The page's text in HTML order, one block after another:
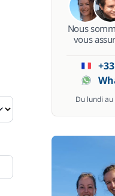
Nous
vous
Du lundi